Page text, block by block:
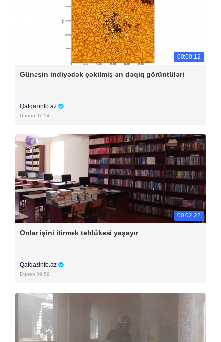
00:00:12
Günəşin indiyədək çəkilmiş ən dəqiq görüntüləri
Qafqazinfo.az
Dünən 07:14
00:02:22
Onlar işini itirmək təhlükəsi yaşayır
Qafqazinfo.az
Dünən 09:59